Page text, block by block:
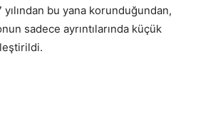
bu yana korunduğundan,
sadece ayrıntılarında küçük